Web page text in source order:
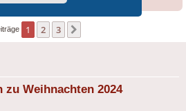
1 2 3
Weihnachten 2024